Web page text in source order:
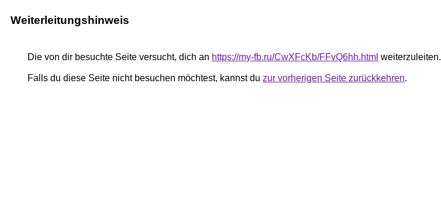
Weiterleitungshinweis
Die von dir besuchte Seite versucht, dich an https://my-fb.ru/CwXFcKb/FFvQ6hh.html weiterzuleiten.
Falls du diese Seite nicht besuchen möchtest, kannst du zur vorherigen Seite zurückkehren.